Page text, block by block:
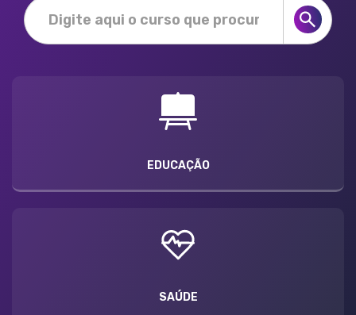
EDUCAÇÃO
SAÚDE